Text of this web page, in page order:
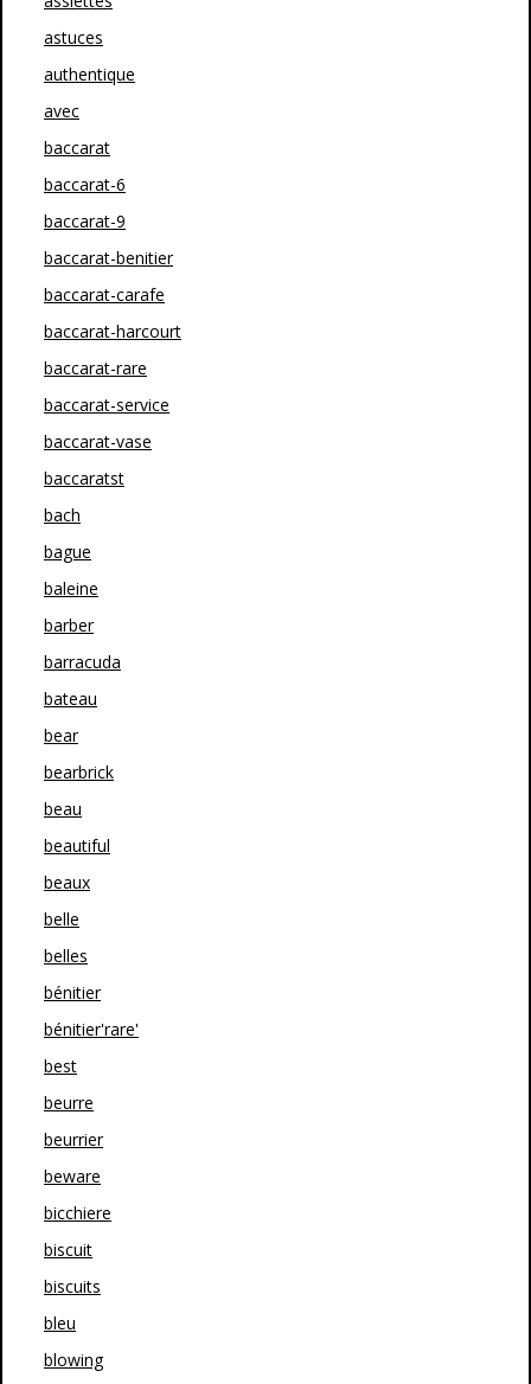
astuces
authentique
avec
baccarat
baccarat-6
baccarat-9
baccarat-benitier
baccarat-carafe
baccarat-harcourt
baccarat-rare
baccarat-service
baccarat-vase
baccaratst
bach
bague
baleine
barber
barracuda
bateau
bear
bearbrick
beau
beautiful
beaux
belle
belles
bénitier
bénitier'rare'
best
beurre
beurrier
beware
bicchiere
biscuit
biscuits
bleu
blowing